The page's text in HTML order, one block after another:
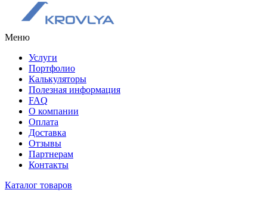
Меню
Услуги
Портфолио
Калькуляторы
Полезная информация
FAQ
О компании
Оплата
Доставка
Отзывы
Партнерам
Контакты
Каталог товаров